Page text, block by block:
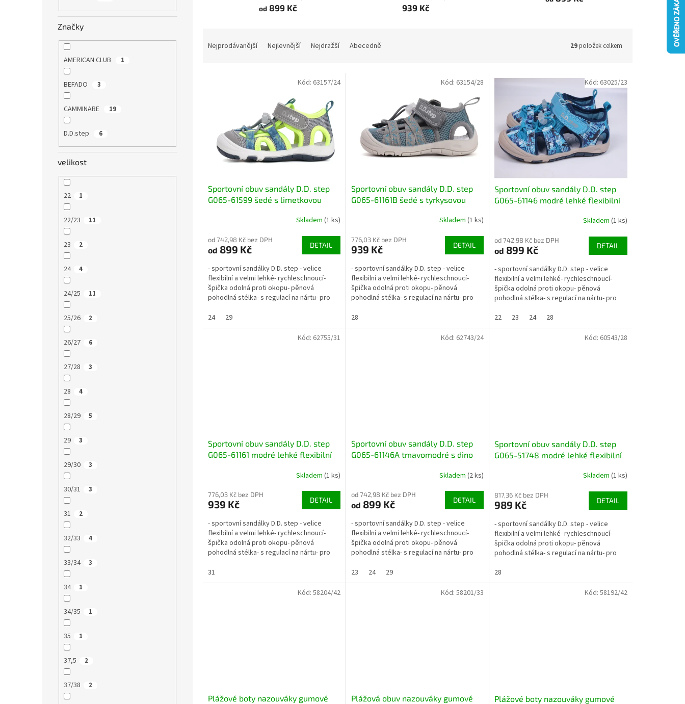
Značky
AMERICAN CLUB 1
BEFADO 3
CAMMINARE 19
D.D.step 6
velikost
22 1
22/23 11
23 2
24 4
24/25 11
25/26 2
26/27 6
27/28 3
28 4
28/29 5
29 3
29/30 3
30/31 3
31 2
32/33 4
33/34 3
34 1
34/35 1
35 1
37,5 2
37/38 2
od 899 Kč
939 Kč
Nejprodávanější Nejlevnější Nejdražší Abecedně 29položek celkem
Sportovní obuv sandály D.D. step
G065-61599 šedé s limetkovou
Skladem (1 ks)
od 742,98 Kč bez DPH
od 899 Kč DETAIL
- sportovní sandálky D.D. step - velice
flexibilní a velmi lehké- rychleschnoucí-
špička odolná proti okopu- pěnová
pohodlná stélka- s regulací na nártu- pro
24
29
Kód: 63157/24
Sportovní obuv sandály D.D. step
G065-61161B šedé s tyrkysovou
Skladem (1 ks)
776,03 Kč bez DPH
939 Kč DETAIL
- sportovní sandálky D.D. step - velice
flexibilní a velmi lehké- rychleschnoucí-
špička odolná proti okopu- pěnová
pohodlná stélka- s regulací na nártu- pro
28
Kód: 63154/28
Sportovní obuv sandály D.D. step
G065-61146 modré lehké flexibilní
Skladem (1 ks)
od 742,98 Kč bez DPH
od 899 Kč DETAIL
- sportovní sandálky D.D. step - velice
flexibilní a velmi lehké- rychleschnoucí-
špička odolná proti okopu- pěnová
pohodlná stélka- s regulací na nártu- pro
22
23 24 28
Kód: 63025/23
Sportovní obuv sandály D.D. step
G065-61161 modré lehké flexibilní
Skladem (1 ks)
776,03 Kč bez DPH
939 Kč DETAIL
- sportovní sandálky D.D. step - velice
flexibilní a velmi lehké- rychleschnoucí-
špička odolná proti okopu- pěnová
pohodlná stélka- s regulací na nártu- pro
31
Kód: 62755/31
Sportovní obuv sandály D.D. step
G065-61146A tmavomodré s dino
Skladem (2 ks)
od 742,98 Kč bez DPH
od 899 Kč DETAIL
- sportovní sandálky D.D. step - velice
flexibilní a velmi lehké- rychleschnoucí-
špička odolná proti okopu- pěnová
pohodlná stélka- s regulací na nártu- pro
23
24 29
Kód: 62743/24
Sportovní obuv sandály D.D. step
G065-51748 modré lehké flexibilní
Skladem (1 ks)
817,36 Kč bez DPH
989 Kč DETAIL
- sportovní sandálky D.D. step - velice
flexibilní a velmi lehké- rychleschnoucí-
špička odolná proti okopu- pěnová
pohodlná stélka- s regulací na nártu- pro
28
Kód: 60543/28
Plážové boty nazouváky gumové
Kód: 58204/42
Plážová obuv nazouváky gumové
Kód: 58201/33
Plážové boty nazouváky gumové
Kód: 58192/42